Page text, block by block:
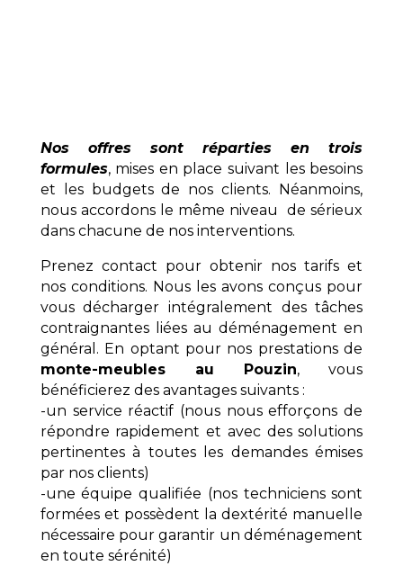
Nos offres sont réparties en trois
formules, mises en place suivant les besoins
et les budgets de nos clients. Néanmoins,
nous accordons le même niveau de sérieux
dans chacune de nos interventions.
Prenez contact pour obtenir nos tarifs et
nos conditions. Nous les avons conçus pour
vous décharger intégralement des tâches
contraignantes liées au déménagement en
général. En optant pour nos prestations de
monte-meubles au Pouzin, vous
bénéficierez des avantages suivants :
-un service réactif (nous nous efforçons de
répondre rapidement et avec des solutions
pertinentes à toutes les demandes émises
par nos clients)
-une équipe qualifiée (nos techniciens sont
formées et possèdent la dextérité manuelle
nécessaire pour garantir un déménagement
en toute sérénité)